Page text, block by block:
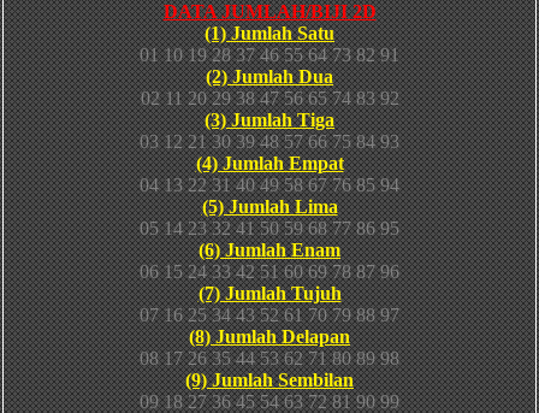
DATA JUMLAH/BIJI 2D
(1) Jumlah Satu
01 10 19 28 37 46 55 64 73 82 91
(2) Jumlah Dua
02 11 20 29 38 47 56 65 74 83 92
(3) Jumlah Tiga
03 12 21 30 39 48 57 66 75 84 93
(4) Jumlah Empat
04 13 22 31 40 49 58 67 76 85 94
(5) Jumlah Lima
05 14 23 32 41 50 59 68 77 86 95
(6) Jumlah Enam
06 15 24 33 42 51 60 69 78 87 96
(7) Jumlah Tujuh
07 16 25 34 43 52 61 70 79 88 97
(8) Jumlah Delapan
08 17 26 35 44 53 62 71 80 89 98
(9) Jumlah Sembilan
09 18 27 36 45 54 63 72 81 90 99